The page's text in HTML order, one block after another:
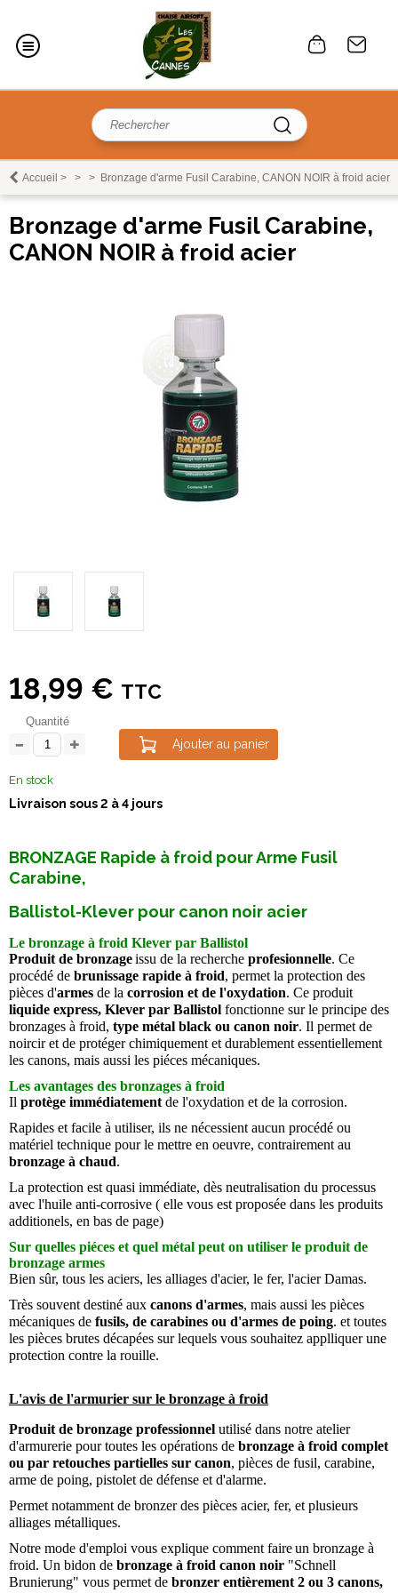
Accueil > > > Bronzage d'arme Fusil Carabine, CANON NOIR à froid acier
Bronzage d'arme Fusil Carabine,
CANON NOIR à froid acier
18,99 € TTC
Quantité
Ajouter au panier
En stock
Livraison sous 2 à 4 jours
BRONZAGE Rapide à froid pour Arme Fusil
Carabine,
Ballistol-Klever pour canon noir acier
Le bronzage à froid Klever par Ballistol
Produit de bronzageissu de la recherche profesionnelle. Ce
procédé de brunissage rapide à froid, permet la protection des
pièces d'armes de la corrosion et de l'oxydation. Ce produit
liquide express, Klever par Ballistol fonctionne sur le principe des
bronzages à froid, type métal black ou canon noir. Il permet de
noircir et de protéger chimiquement et durablement essentiellement
les canons, mais aussi les piéces mécaniques.
Les avantages des bronzages à froid
Il protège immédiatement de l'oxydation et de la corrosion.
Rapides et facile à utiliser, ils ne nécessient aucun procédé ou
matériel technique pour le mettre en oeuvre, contrairement au
bronzage à chaud.
La protection est quasi immédiate, dès neutralisation du processus
avec l'huile anti-corrosive ( elle vous est proposée dans les produits
additionels, en bas de page)
Sur quelles piéces et quel métal peut on utiliser le produit de
bronzage armes
Bien sûr, tous les aciers, les alliages d'acier, le fer, l'acier Damas.
Très souvent destiné aux canons d'armes, mais aussi les pièces
mécaniques de fusils, de carabines ou d'armes de poing. et toutes
les pièces brutes décapées sur lequels vous souhaitez applliquer une
protection contre la rouille.
L'avis de l'armurier sur le bronzage à froid
Produit de bronzage professionnel utilisé dans notre atelier
d'armurerie pour toutes les opérations de bronzage à froid complet
ou par retouches partielles sur canon, pièces de fusil, carabine,
arme de poing, pistolet de défense et d'alarme.
Permet notamment de bronzer des pièces acier, fer, et plusieurs
alliages métalliques.
Notre mode d'emploi vous explique comment faireun bronzage à
froid. Un bidon de bronzage à froid canon noir "Schnell
Brunierung" vous permet de bronzer entièrement 2 ou 3 canons,